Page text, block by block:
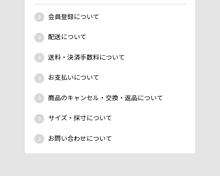
会員登録について
配送について
送料・決済手数料について
お支払いについて
商品のキャンセル・交換・返品について
サイズ・採寸について
お問い合わせについて